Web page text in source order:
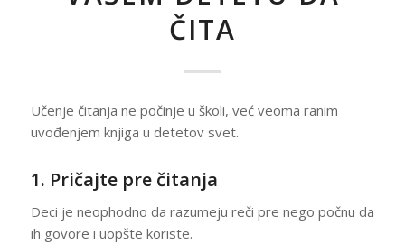
ČITA
Učenje čitanja ne počinje u školi, već veoma ranim
uvođenjem knjiga u detetov svet.
1. Pričajte pre čitanja
Deci je neophodno da razumeju reči pre nego počnu da
ih govore i uopšte koriste.